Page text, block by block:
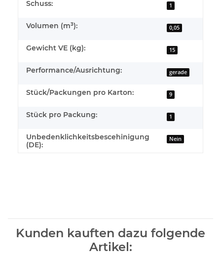
Schuss: 1
Volumen (m³): 0,05
Gewicht VE (kg): 15
Performance/Ausrichtung: gerade
Stück/Packungen pro Karton: 9
Stück pro Packung: 1
Unbedenklichkeitsbescehinigung
(DE):
Nein
Kunden kauften dazu folgende
Artikel: